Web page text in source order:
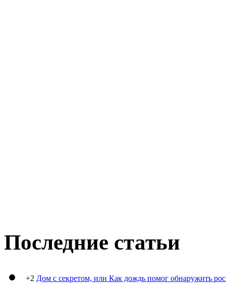
Последние статьи
+2 Дом с секретом, или Как дождь помог обнаружить